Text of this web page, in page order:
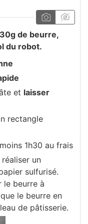
de beurre,
du robot.
et laisser
rectangle
1h30 au frais
un
sulfurisé.
le beurre à
le beurre en
de pâtisserie.